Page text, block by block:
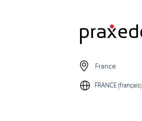
France
FRANCE (français)